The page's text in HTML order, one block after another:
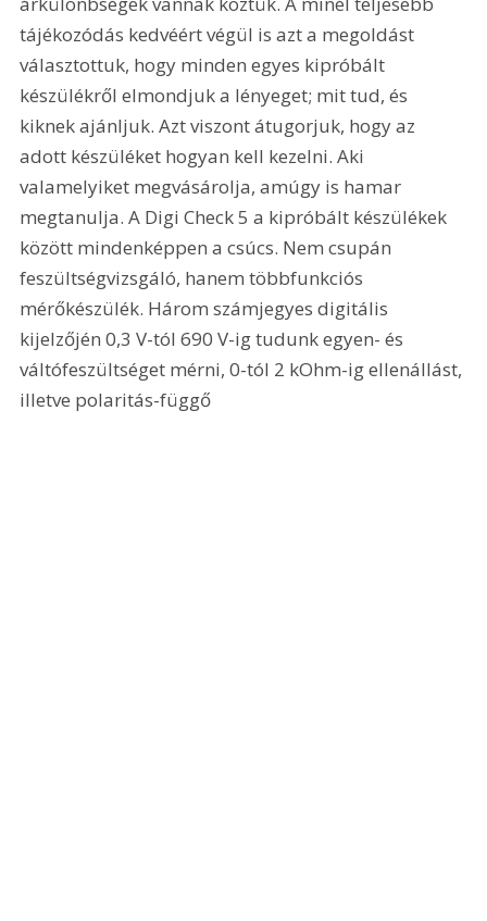
tájékozódás kedvéért végül is azt a megoldást
választottuk, hogy minden egyes kipróbált
készülékről elmondjuk a lényeget; mit tud, és
kiknek ajánljuk. Azt viszont átugorjuk, hogy az
adott készüléket hogyan kell kezelni. Aki
valamelyiket megvásárolja, amúgy is hamar
megtanulja. A Digi Check 5 a kipróbált készülékek
között mindenképpen a csúcs. Nem csupán
feszültségvizsgáló, hanem többfunkciós
mérőkészülék. Három számjegyes digitális
kijelzőjén 0,3 V-tól 690 V-ig tudunk egyen- és
váltófeszültséget mérni, 0-tól 2 kOhm-ig ellenállást,
illetve polaritás-függő